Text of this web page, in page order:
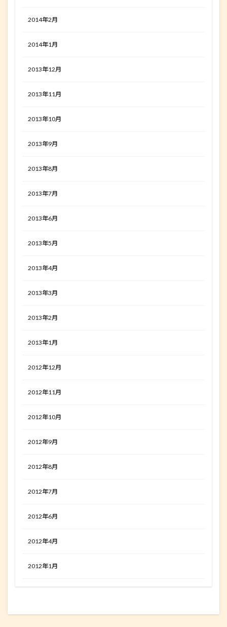
2014年2月
2014年1月
2013年12月
2013年11月
2013年10月
2013年9月
2013年8月
2013年7月
2013年6月
2013年5月
2013年4月
2013年3月
2013年2月
2013年1月
2012年12月
2012年11月
2012年10月
2012年9月
2012年8月
2012年7月
2012年6月
2012年4月
2012年1月